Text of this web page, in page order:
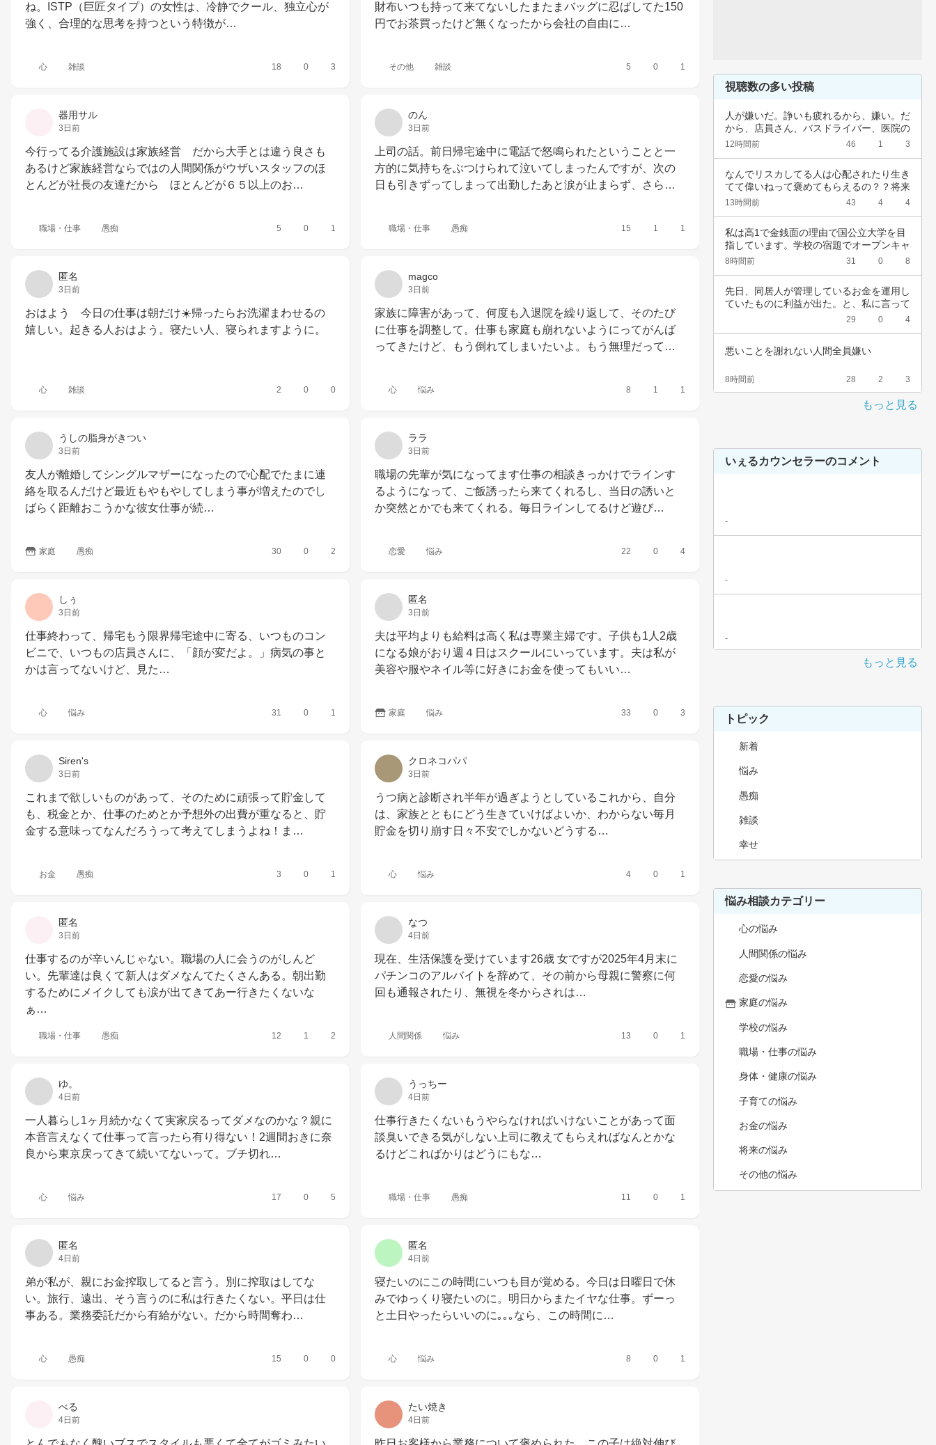
ね。ISTP（巨匠タイプ）の女性は、冷静でクール、独立心が
強く、合理的な思考を持つという特徴が…
心 雑談 18 0 3
財布いつも持って来てないしたまたまバッグに忍ばしてた150
円でお茶買ったけど無くなったから会社の自由に…
その他 雑談 5 0 1
器用サル
3日前
今行ってる介護施設は家族経営　だから大手とは違う良さも
あるけど家族経営ならではの人間関係がウザいスタッフのほ
とんどが社長の友達だから　ほとんどが６５以上のお…
職場・仕事 愚痴 5 0 1
のん
3日前
上司の話。前日帰宅途中に電話で怒鳴られたということと一
方的に気持ちをぶつけられて泣いてしまったんですが、次の
日も引きずってしまって出勤したあと涙が止まらず、さら…
職場・仕事 愚痴 15 1 1
匿名
3日前
おはよう　今日の仕事は朝だけ☀️帰ったらお洗濯まわせるの
嬉しい。起きる人おはよう。寝たい人、寝られますように。
心 雑談 2 0 0
magco
3日前
家族に障害があって、何度も入退院を繰り返して、そのたび
に仕事を調整して。仕事も家庭も崩れないようにってがんば
ってきたけど、もう倒れてしまいたいよ。もう無理だって…
心 悩み 8 1 1
うしの脂身がきつい
3日前
友人が離婚してシングルマザーになったので心配でたまに連
絡を取るんだけど最近もやもやしてしまう事が増えたのでし
ばらく距離おこうかな彼女仕事が続…
家庭 愚痴 30 0 2
ララ
3日前
職場の先輩が気になってます仕事の相談きっかけでラインす
るようになって、ご飯誘ったら来てくれるし、当日の誘いと
か突然とかでも来てくれる。毎日ラインしてるけど遊び…
恋愛 悩み 22 0 4
しぅ
3日前
仕事終わって、帰宅もう限界帰宅途中に寄る、いつものコン
ビニで、いつもの店員さんに、「顔が変だよ。」病気の事と
かは言ってないけど、見た…
心 悩み 31 0 1
匿名
3日前
夫は平均よりも給料は高く私は専業主婦です。子供も1人2歳
になる娘がおり週４日はスクールにいっています。夫は私が
美容や服やネイル等に好きにお金を使ってもいい…
家庭 悩み 33 0 3
Siren's
3日前
これまで欲しいものがあって、そのために頑張って貯金して
も、税金とか、仕事のためとか予想外の出費が重なると、貯
金する意味ってなんだろうって考えてしまうよね！ま…
お金 愚痴 3 0 1
クロネコパパ
3日前
うつ病と診断され半年が過ぎようとしているこれから、自分
は、家族とともにどう生きていけばよいか、わからない毎月
貯金を切り崩す日々不安でしかないどうする…
心 悩み 4 0 1
匿名
3日前
仕事するのが辛いんじゃない。職場の人に会うのがしんど
い。先輩達は良くて新人はダメなんてたくさんある。朝出勤
するためにメイクしても涙が出てきてあー行きたくないな
ぁ…
職場・仕事 愚痴 12 1 2
なつ
4日前
現在、生活保護を受けています26歳 女ですが2025年4月末に
パチンコのアルバイトを辞めて、その前から母親に警察に何
回も通報されたり、無視を冬からされは…
人間関係 悩み 13 0 1
ゆ。
4日前
一人暮らし1ヶ月続かなくて実家戻るってダメなのかな？親に
本音言えなくて仕事って言ったら有り得ない！2週間おきに奈
良から東京戻ってきて続いてないって。ブチ切れ…
心 悩み 17 0 5
うっちー
4日前
仕事行きたくないもうやらなければいけないことがあって面
談臭いできる気がしない上司に教えてもらえればなんとかな
るけどこればかりはどうにもな…
職場・仕事 愚痴 11 0 1
匿名
4日前
弟が私が、親にお金搾取してると言う。別に搾取はしてな
い。旅行、遠出、そう言うのに私は行きたくない。平日は仕
事ある。業務委託だから有給がない。だから時間奪わ…
心 愚痴 15 0 0
匿名
4日前
寝たいのにこの時間にいつも目が覚める。今日は日曜日で休
みでゆっくり寝たいのに。明日からまたイヤな仕事。ずーっ
と土日やったらいいのに｡｡｡なら、この時間に…
心 悩み 8 0 1
べる
4日前
たい焼き
4日前
視聴数の多い投稿
人が嫌いだ。諍いも疲れるから、嫌い。だ
から、店員さん、バスドライバー、医院の
受け付け…
12時間前 46 1 3
なんでリスカしてる人は心配されたり生き
てて偉いねって褒めてもらえるの？？将来
のことを…
13時間前 43 4 4
私は高1で金銭面の理由で国公立大学を目
指しています。学校の宿題でオープンキャ
ンパスに…
8時間前 31 0 8
先日、同居人が管理しているお金を運用し
ていたものに利益が出た。と、私に言って
29 0 4
悪いことを謝れない人間全員嫌い
8時間前 28 2 3
もっと見る
いぇるカウンセラーのコメント
-
-
-
もっと見る
トピック
新着
悩み
愚痴
雑談
幸せ
悩み相談カテゴリー
心の悩み
人間関係の悩み
恋愛の悩み
家庭の悩み
学校の悩み
職場・仕事の悩み
身体・健康の悩み
子育ての悩み
お金の悩み
将来の悩み
その他の悩み